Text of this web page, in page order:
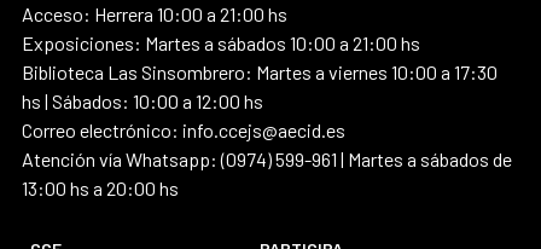
Acceso: Herrera 10:00 a 21:00 hs
Exposiciones: Martes a sábados 10:00 a 21:00 hs
Biblioteca Las Sinsombrero: Martes a viernes 10:00 a 17:30
hs | Sábados: 10:00 a 12:00 hs
Correo electrónico: info.ccejs@aecid.es
Atención vía Whatsapp: (0974) 599-961 | Martes a sábados de
13:00 hs a 20:00 hs